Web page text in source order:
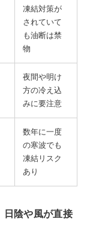
凍結対策が
されていて
も油断は禁
物
夜間や明け
方の冷え込
みに要注意
数年に一度
の寒波でも
凍結リスク
あり
日陰や風が直接